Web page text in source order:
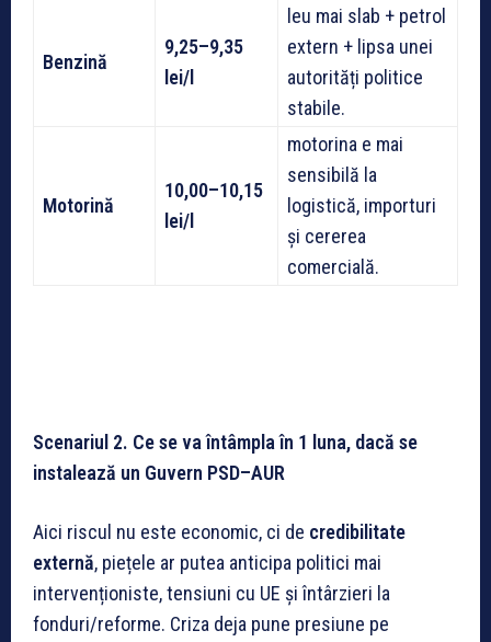
Benzină
9,25–9,35
lei/l
leu mai slab + petrol
extern + lipsa unei
autorități politice
stabile.
Motorină
10,00–10,15
lei/l
motorina e mai
sensibilă la
logistică, importuri
și cererea
comercială.
Scenariul 2. Ce se va întâmpla în 1 luna, dacă se
instalează un Guvern PSD–AUR
Aici riscul nu este economic, ci de credibilitate
externă, piețele ar putea anticipa politici mai
intervenționiste, tensiuni cu UE și întârzieri la
fonduri/reforme. Criza deja pune presiune pe